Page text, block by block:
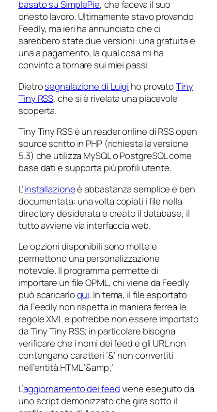
basato su SimplePie, che faceva il suo
onesto lavoro. Ultimamente stavo provando
Feedly, ma ieri ha annunciato che ci
sarebbero state due versioni: una gratuita e
una a pagamento, la qual cosa mi ha
convinto a tornare sui miei passi.
Dietrosegnalazione di Luigi ho provatoTiny
Tiny RSS, che si è rivelata una piacevole
scoperta.
Tiny Tiny RSS è un reader online di RSS open
source scritto in PHP (richiesta la versione
5.3) che utilizza MySQL o PostgreSQL come
base dati e supporta più profili utente.
L’installazioneè abbastanza semplice e ben
documentata: una volta copiati i file nella
directory desiderata e creato il database, il
tutto avviene via interfaccia web.
Le opzioni disponibili sono molte e
permettono una personalizzazione
notevole. Il programma permette di
importare un file OPML, chi viene da Feedly
può scaricarloqui. In tema, il file esportato
da Feedly non rispetta in maniera ferrea le
regole XML e potrebbe non essere importato
da Tiny Tiny RSS; in particolare bisogna
verificare che i nomi dei feed e gli URL non
contengano caratteri ‘&’ non convertiti
nell’entità HTML ‘&amp;’
L’aggiornamento dei feedviene eseguito da
uno script demonizzato che gira sotto il